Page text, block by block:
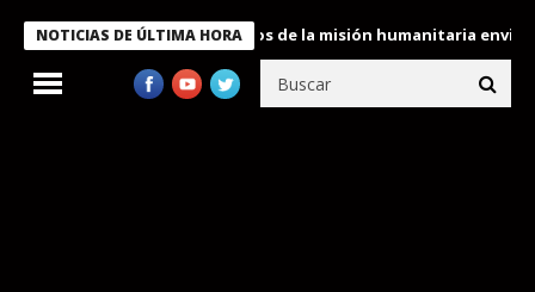
NOTICIAS DE ÚLTIMA HORA
condecora a miembros de la misión humanitaria enviada a